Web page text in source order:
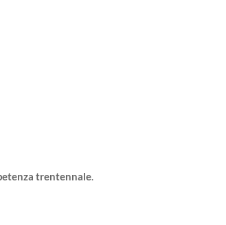
trentennale.